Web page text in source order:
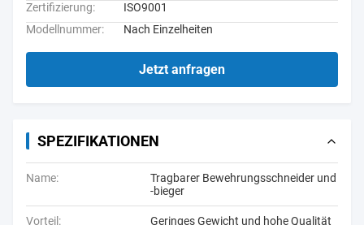
Zertifizierung:
ISO9001
Modellnummer:
Nach Einzelheiten
Jetzt anfragen
SPEZIFIKATIONEN
Name:
Tragbarer Bewehrungsschneider und
-bieger
Vorteil: Geringes Gewicht und hohe Qualität